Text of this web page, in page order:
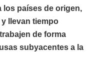
los países de origen,
llevan tiempo
de forma
subyacentes a la